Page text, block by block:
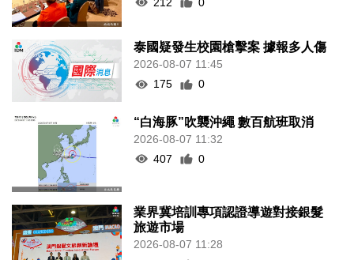
泰國疑發生校園槍擊案 據報多人傷
2026-08-07 11:45
175
0
“白海豚”吹襲沖繩 數百航班取消
2026-08-07 11:32
407
0
業界冀培訓專項認證導遊對接銀髮
旅遊市場
2026-08-07 11:28